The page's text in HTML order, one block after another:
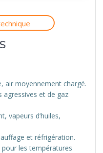
air moyennement chargé.
agressives et de gaz
vapeurs d’huiles,
et réfrigération.
les températures